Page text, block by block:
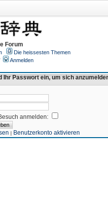
Forum
Die heissesten Themen
Anmelden
Ihr Passwort ein, um sich
anmelden:
| Benutzerkonto aktivieren